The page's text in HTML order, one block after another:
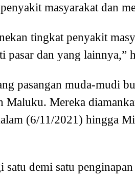
masyarakat dan
tingkat penyakit
pasar dan yang lainnya,”
pasangan muda-mudi
Maluku. Mereka
(6/11/2021) hingga
satu demi satu